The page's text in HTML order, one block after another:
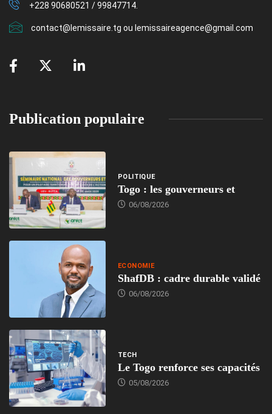
+228 90680521 / 99847714.
contact@lemissaire.tg ou lemissaireagence@gmail.com
Publication populaire
POLITIQUE
Togo : les gouverneurs et
06/08/2026
ECONOMIE
ShafDB : cadre durable validé
06/08/2026
TECH
Le Togo renforce ses capacités
05/08/2026